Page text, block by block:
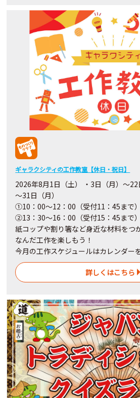
ギャラクシティの工作教室【休日・祝日】
2026年8月1日（土） ・3日（月）～22
～31日（月）
①10：00～12：00（受付11：45まで）
②13：30～16：00（受付15：45まで）
紙コップや割り箸など身近な材料をつ
なんだ工作を楽しもう！
今月の工作スケジュールはカレンダー
詳しくはこちら